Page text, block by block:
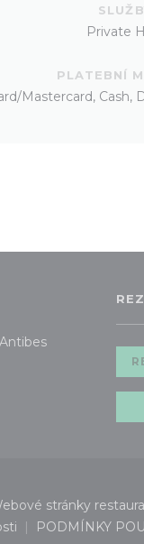
Private
PLATEBNÍ
Mastercard, Cash,
((otevře se v
stránky
v novém okně))
PODMÍNKY